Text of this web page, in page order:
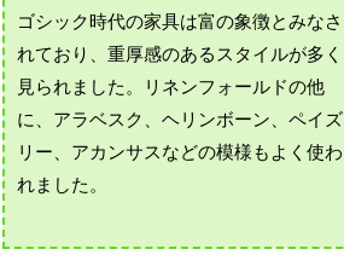
ゴシック時代の家具は富の象徴とみなさ
れており、重厚感のあるスタイルが多く
見られました。リネンフォールドの他
に、アラベスク、ヘリンボーン、ペイズ
リー、アカンサスなどの模様もよく使わ
れました。